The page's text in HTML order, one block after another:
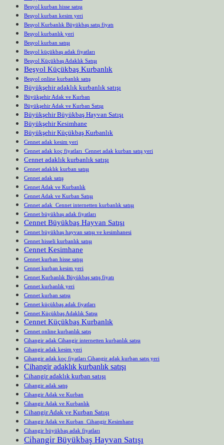
Beşyol kurban hisse satışı
Beşyol kurban kesim yeri
Beşyol Kurbanlık Büyükbaş satış fiyatı
Beşyol kurbanlık yeri
Beşyol kurban satışı
Beşyol küçükbaş adak fiyatları
Beşyol Küçükbaş Adaklık Satışı
Beşyol Küçükbaş Kurbanlık
Beşyol online kurbanlık satış
Büyükşehir adaklık kurbanlık satışı
Büyükşehir Adak ve Kurban
Büyükşehir Adak ve Kurban Satışı
Büyükşehir Büyükbaş Hayvan Satışı
Büyükşehir Kesimhane
Büyükşehir Küçükbaş Kurbanlık
Cennet adak kesim yeri
Cennet adak koç fiyatları Cennet adak kurban satış yeri
Cennet adaklık kurbanlık satışı
Cennet adaklık kurban satışı
Cennet adak satış
Cennet Adak ve Kurbanlık
Cennet Adak ve Kurban Satışı
Cennet adak Cennet internetten kurbanlık satışı
Cennet büyükbaş adak fiyatları
Cennet Büyükbaş Hayvan Satışı
Cennet büyükbaş hayvan satışı ve kesimhanesi
Cennet hisseli kurbanlık satışı
Cennet Kesimhane
Cennet kurban hisse satışı
Cennet kurban kesim yeri
Cennet Kurbanlık Büyükbaş satış fiyatı
Cennet kurbanlık yeri
Cennet kurban satışı
Cennet küçükbaş adak fiyatları
Cennet Küçükbaş Adaklık Satışı
Cennet Küçükbaş Kurbanlık
Cennet online kurbanlık satış
Cihangir adak Cihangir internetten kurbanlık satışı
Cihangir adak kesim yeri
Cihangir adak koç fiyatları Cihangir adak kurban satış yeri
Cihangir adaklık kurbanlık satışı
Cihangir adaklık kurban satışı
Cihangir adak satış
Cihangir Adak ve Kurban
Cihangir Adak ve Kurbanlık
Cihangir Adak ve Kurban Satışı
Cihangir Adak ve Kurban Cihangir Kesimhane
Cihangir büyükbaş adak fiyatları
Cihangir Büyükbaş Hayvan Satışı